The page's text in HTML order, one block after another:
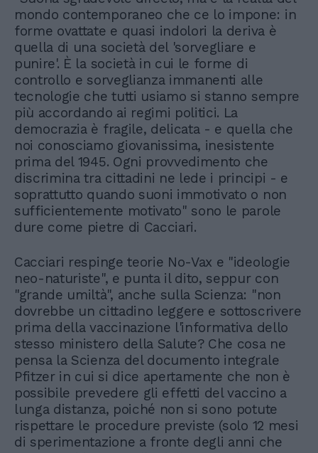
mondo contemporaneo che ce lo impone: in
forme ovattate e quasi indolori la deriva è
quella di una società del 'sorvegliare e
punire'. È la società in cui le forme di
controllo e sorveglianza immanenti alle
tecnologie che tutti usiamo si stanno sempre
più accordando ai regimi politici. La
democrazia è fragile, delicata - e quella che
noi conosciamo giovanissima, inesistente
prima del 1945. Ogni provvedimento che
discrimina tra cittadini ne lede i principi - e
soprattutto quando suoni immotivato o non
sufficientemente motivato" sono le parole
dure come pietre di Cacciari.
Cacciari respinge teorie No-Vax e "ideologie
neo-naturiste", e punta il dito, seppur con
"grande umiltà", anche sulla Scienza: "non
dovrebbe un cittadino leggere e sottoscrivere
prima della vaccinazione l'informativa dello
stesso ministero della Salute? Che cosa ne
pensa la Scienza del documento integrale
Pfitzer in cui si dice apertamente che non è
possibile prevedere gli effetti del vaccino a
lunga distanza, poiché non si sono potute
rispettare le procedure previste (solo 12 mesi
di sperimentazione a fronte degli anni che